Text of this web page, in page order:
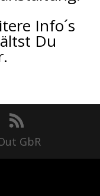
Info´s
Du
GbR